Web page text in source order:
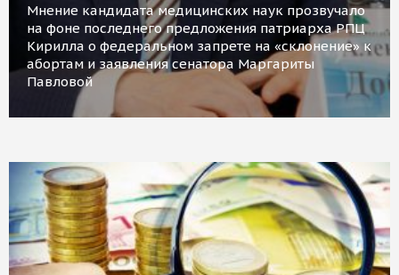
Мнение кандидата медицинских наук прозвучало
на фоне последнего предложения патриарха РПЦ
Кирилла о федеральном запрете на «склонение» к
абортам и заявления сенатора Маргариты
Павловой